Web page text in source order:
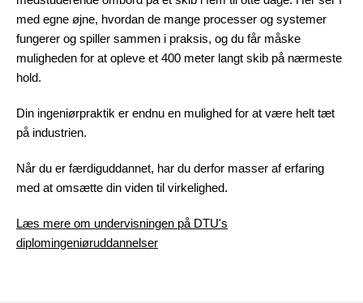
med egne øjne, hvordan de mange processer og systemer
fungerer og spiller sammen i praksis, og du får måske
muligheden for at opleve et 400 meter langt skib på nærmeste
hold.
Din ingeniørpraktik er endnu en mulighed for at være helt tæt
på industrien.
Når du er færdiguddannet, har du derfor masser af erfaring
med at omsætte din viden til virkelighed.
Læs mere om undervisningen på DTU's
diplomingeniøruddannelser